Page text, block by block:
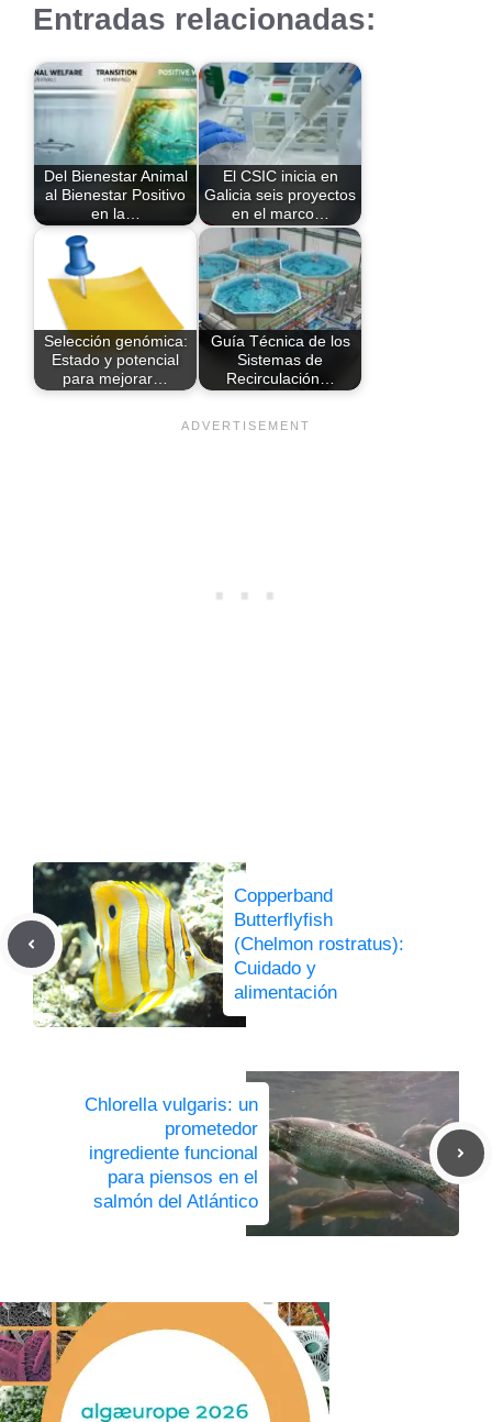
Entradas relacionadas:
Del Bienestar Animal
al Bienestar Positivo
en la…
El CSIC inicia en
Galicia seis proyectos
en el marco…
Selección genómica:
Estado y potencial
para mejorar…
Guía Técnica de los
Sistemas de
Recirculación…
Copperband
Butterflyfish
(Chelmon rostratus):
Cuidado y
alimentación
Chlorella vulgaris: un
prometedor
ingrediente funcional
para piensos en el
salmón del Atlántico